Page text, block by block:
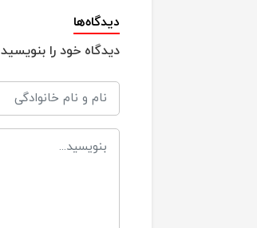
دیدگاه‌ها
دیدگاه خود را بنویسید